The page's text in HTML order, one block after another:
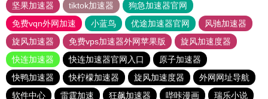
坚果加速器
tiktok加速器
狗急加速器官网
免费vqn外网加速
小蓝鸟 优途加速器官网
风驰加速器
旋风加速器
免费vps加速器外网苹果版
旋风加速度器
快连加速器
快连加速器官网入口
原子加速器
快鸭加速器
快柠檬加速器 旋风加速度器
外网网址导航
软件中心
雷霆加速 狂飙加速器 哔咔漫画 瑞乐小说